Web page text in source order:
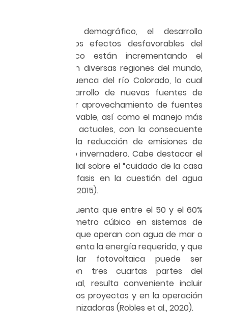
El crecimiento demográfico, el desarrollo
económico y los efectos desfavorables del
cambio climático están incrementando el
estrés hídrico en diversas regiones del mundo,
entre ellas la cuenca del río Colorado, lo cual
reclama el desarrollo de nuevas fuentes de
agua y el mayor aprovechamiento de fuentes
de energía renovable, así como el manejo más
eficiente de las actuales, con la consecuente
contribución a la reducción de emisiones de
gases de efecto invernadero. Cabe destacar el
panorama mundial sobre el “cuidado de la casa
común” con énfasis en la cuestión del agua
(Papa Francisco, 2015).
Si se toma en cuenta que entre el 50 y el 60%
del costo por metro cúbico en sistemas de
ósmosis inversa que operan con agua de mar o
salobre lo representa la energía requerida, y que
la energía solar fotovoltaica puede ser
aprovechada en tres cuartas partes del
territorio nacional, resulta conveniente incluir
esta opción en los proyectos y en la operación
de plantas desalinizadoras (Robles et al., 2020).